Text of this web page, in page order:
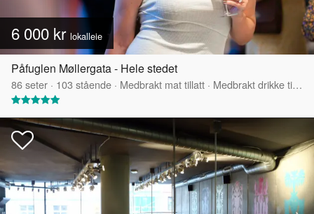
6 000 kr lokalleie
Påfuglen Møllergata - Hele stedet
86seter · 103 stående · Medbrakt mat tillatt · Medbrakt drikke tillatt